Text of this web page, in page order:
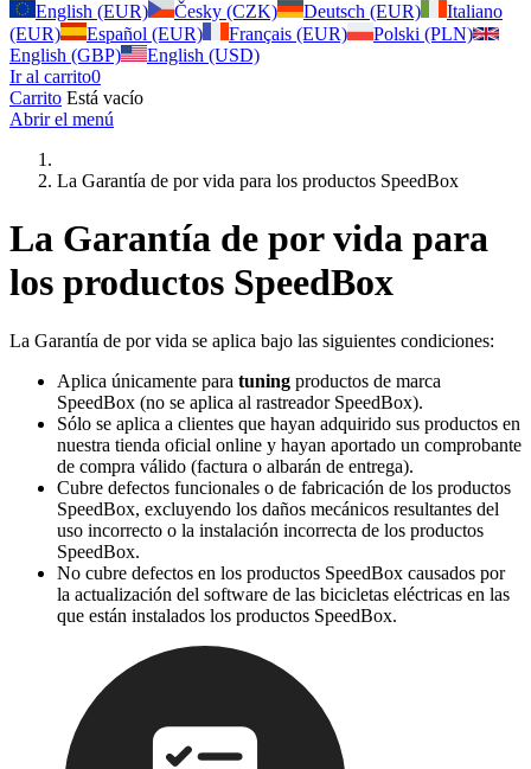
English (EUR)
Česky (CZK) Deutsch (EUR)
Italiano
(EUR)
Español (EUR) Français (EUR)
Polski (PLN)
English (GBP)
English (USD)
Ir al carrito0
Carrito Está vacío
Abrir el menú
La Garantía de por vida para los productos SpeedBox
La Garantía de por vida para
los productos SpeedBox
La Garantía de por vida se aplica bajo las siguientes condiciones:
Aplica únicamente para tuning productos de marca
SpeedBox (no se aplica al rastreador SpeedBox).
Sólo se aplica a clientes que hayan adquirido sus productos en
nuestra tienda oficial online y hayan aportado un comprobante
de compra válido (factura o albarán de entrega).
Cubre defectos funcionales o de fabricación de los productos
SpeedBox, excluyendo los daños mecánicos resultantes del
uso incorrecto o la instalación incorrecta de los productos
SpeedBox.
No cubre defectos en los productos SpeedBox causados ​​por
la actualización del software de las bicicletas eléctricas en las
que están instalados los productos SpeedBox.